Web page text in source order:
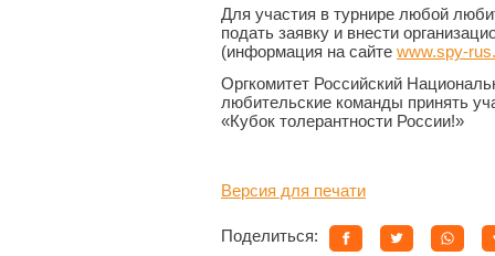
Для участия в турнире любой
подать заявку и внести
(информация на сайте www.spy-
Оргкомитет Российский
любительские команды принять
«Кубок толерантности России!»
Версия для печати
Поделиться: